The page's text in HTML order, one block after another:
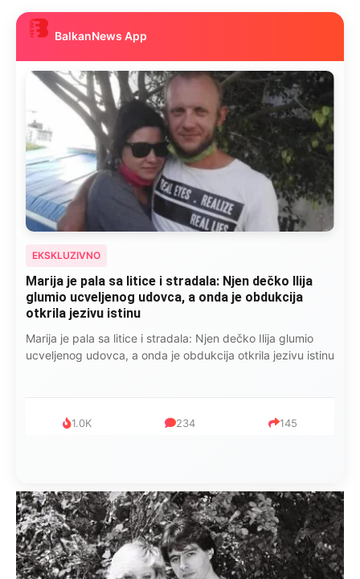
BalkanNews App
EKSKLUZIVNO
Marija je pala sa litice i stradala: Njen dečko Ilija
glumio ucveljenog udovca, a onda je obdukcija
otkrila jezivu istinu
Marija je pala sa litice i stradala: Njen dečko Ilija glumio
ucveljenog udovca, a onda je obdukcija otkrila jezivu istinu
1.0K 234 145